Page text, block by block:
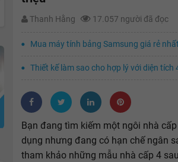
Thanh Hằng 17.057 người đã đọc
Mua máy tính bảng Samsung giá rẻ
Thiết kế làm sao cho hợp lý với diện
Bạn đang tìm kiếm một ngôi nhà
dụng nhưng đang có hạn chế ngân
tham khảo những mẫu nhà cấp 4